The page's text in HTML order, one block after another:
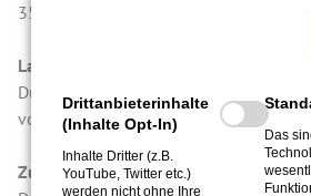
350 g
Lagerung/Qualitätshinweis
Durch Nachfermentation kann im
vorsichtig öffnen und anschließend
Zusatzinfos
Drittanbieterinhalte
(Inhalte Opt-In)
Inhalte Dritter (z.B.
YouTube, Twitter etc.)
werden nicht ohne Ihre
Das